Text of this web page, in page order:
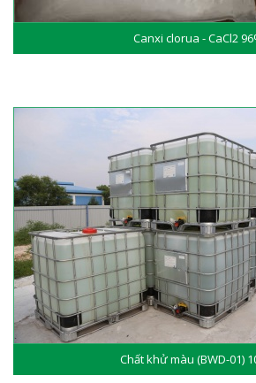
Canxi clorua - CaCl2
Chất khử màu (BWD-01)